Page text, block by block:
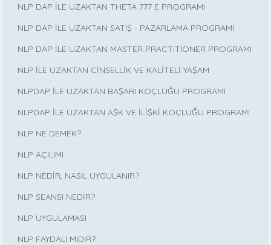
NLP DAP İLE UZAKTAN THETA 777 E PROGRAMI
NLP DAP İLE UZAKTAN SATIŞ - PAZARLAMA PROGRAMI
NLP DAP İLE UZAKTAN MASTER PRACTITIONER PROGRAMI
NLP İLE UZAKTAN CİNSELLİK VE KALİTELİ YAŞAM
NLPDAP İLE UZAKTAN BAŞARI KOÇLUĞU PROGRAMI
NLPDAP İLE UZAKTAN AŞK VE İLİŞKİ KOÇLUĞU PROGRAMI
NLP NE DEMEK?
NLP AÇILIMI
NLP NEDİR, NASIL UYGULANIR?
NLP SEANSI NEDİR?
NLP UYGULAMASI
NLP FAYDALI MIDIR?